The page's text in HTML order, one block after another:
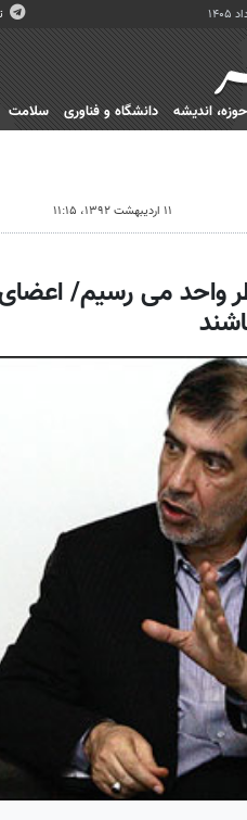
انديشه دانشگاه و فناوری سلامت
۱۱ اردیبهشت ۱۳۹۲، ۱۱:۱۵
واحد می رسیم/ اعضای